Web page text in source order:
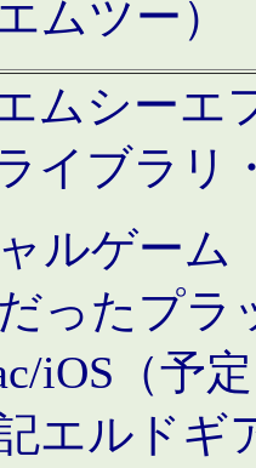
ムツー）
ムシーエ
イブラリ
ルゲーム
ったプラ
iOS（予
エルドギ